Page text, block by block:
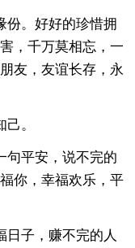
份。好好的珍惜拥
，千万莫相忘，一
友，友谊长存，永
。
句平安，说不完的
你，幸福欢乐，平
日子，赚不完的人